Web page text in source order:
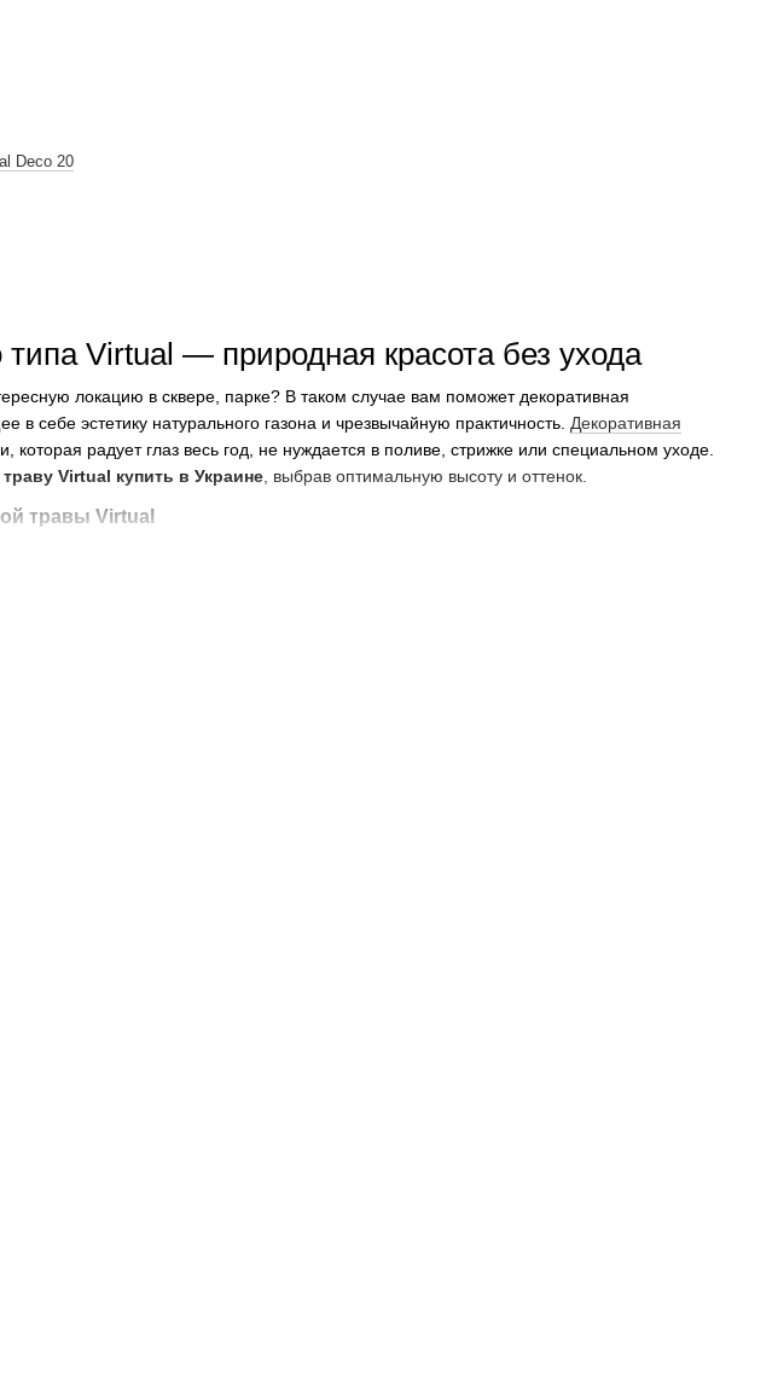
типа Virtual — природная красота без ухода
локацию в сквере, парке? В таком случае вам поможет декоративная
себе эстетику натурального газона и чрезвычайную практичность. Декоративная
которая радует глаз весь год, не нуждается в поливе, стрижке или специальном уходе.
Virtual купить в Украине , выбрав оптимальную высоту и оттенок.
травы Virtual
Deco 20